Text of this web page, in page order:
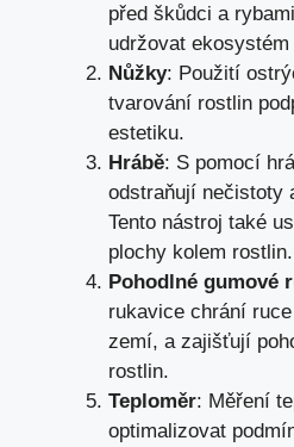
před škůdci a
udržovat
Nůžky: Použití
tvarování rostlin
estetiku.
Hrábě: S pomocí
odstraňují nečistoty
Tento nástroj také
plochy kolem rostlin.
Pohodlné gumové
rukavice chrání
zemí, a zajišťují
rostlin.
Teploměr: Měření
optimalizovat